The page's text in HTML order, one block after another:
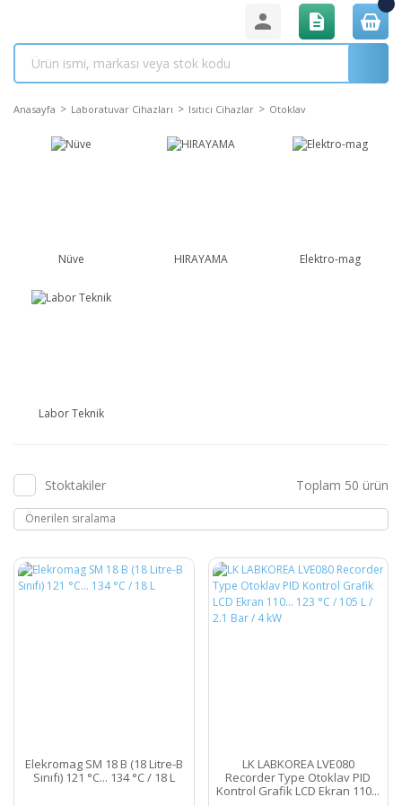
Anasayfa Laboratuvar Cihazları Isıtıcı Cihazlar Otoklav
Nüve HIRAYAMA Elektro-mag
Labor Teknik
Stoktakiler Toplam 50 ürün
Elekromag SM 18 B (18 Litre-B
Sınıfı) 121 °C... 134 °C / 18 L
LK LABKOREA LVE080
Recorder Type Otoklav PID
Kontrol Grafik LCD Ekran 110...